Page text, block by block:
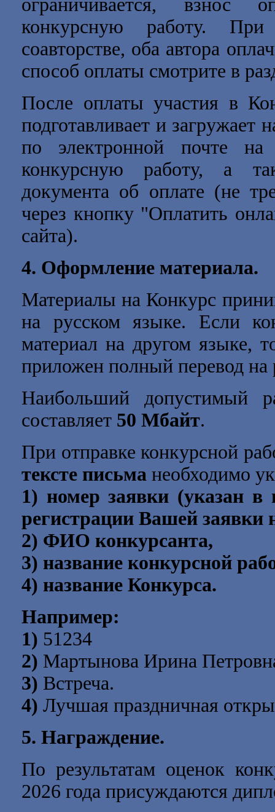
ограничивается, взнос
конкурсную работу.
соавторстве, оба автора
способ оплаты смотрите в
После оплаты участия в
подготавливает и загружает
по электронной почте
конкурсную работу, а
документа об оплате (не
через кнопку "Оплатить
сайта).
4. Оформление материала.
Материалы на Конкурс
на русском языке. Если
материал на другом языке,
приложен полный перевод на
Наибольший допустимый
составляет 50 Мбайт.
При отправке конкурсной
тексте письма необходимо
1) номер заявки (указан в
регистрации Вашей заявки
2) ФИО конкурсанта,
3) название конкурсной
4) название Конкурса.
Например:
1) 51234
2) Мартынова Ирина
3) Встреча.
4) Лучшая праздничная
5. Награждение.
По результатам оценок
2026 года присуждаются